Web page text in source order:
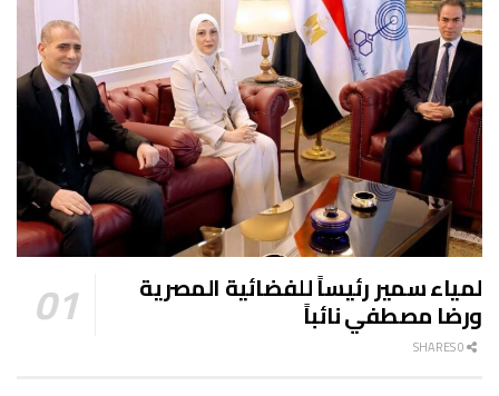
لمياء سمير رئيساً للفضائية المصرية
ورضا مصطفي نائباً